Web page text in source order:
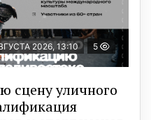
2026, 13:10 5
сцену уличного